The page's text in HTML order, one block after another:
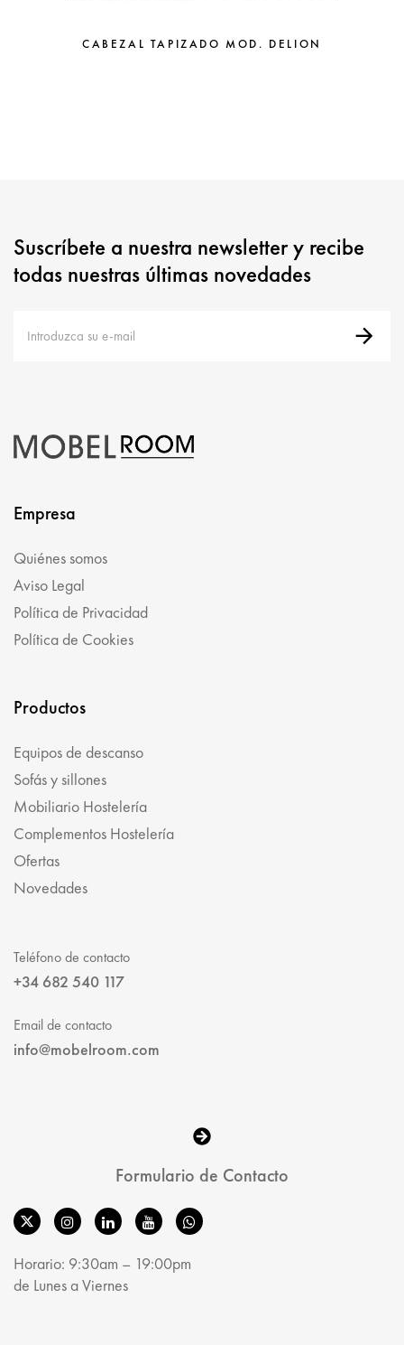
CABEZAL TAPIZADO MOD. DELION
Suscríbete a nuestra newsletter y recibe
todas nuestras últimas novedades
Empresa
Quiénes somos
Aviso Legal
Política de Privacidad
Política de Cookies
Productos
Equipos de descanso
Sofás y sillones
Mobiliario Hostelería
Complementos Hostelería
Ofertas
Novedades
Teléfono de contacto
+34 682 540 117
Email de contacto
info@mobelroom.com
Formulario de Contacto
Horario: 9:30am – 19:00pm
de Lunes a Viernes